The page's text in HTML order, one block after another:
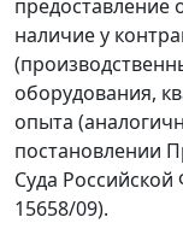
предоставление
наличие у
оборудования,
опыта
постановлении
Суда
15658/09).